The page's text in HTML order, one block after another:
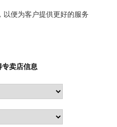
便为客户提供更好的服务
卖店信息